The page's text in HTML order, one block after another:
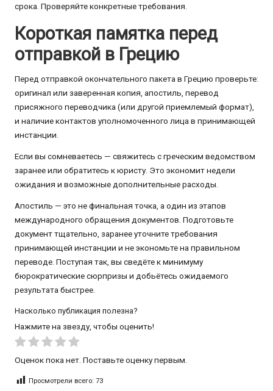
срока. Проверяйте конкретные требования.
Короткая памятка перед
отправкой в Грецию
Перед отправкой окончательного пакета в Грецию проверьте:
оригинал или заверенная копия, апостиль, перевод
присяжного переводчика (или другой приемлемый формат),
и наличие контактов уполномоченного лица в принимающей
инстанции.
Если вы сомневаетесь — свяжитесь с греческим ведомством
заранее или обратитесь к юристу. Это экономит недели
ожидания и возможные дополнительные расходы.
Апостиль — это не финальная точка, а один из этапов
международного обращения документов. Подготовьте
документ тщательно, заранее уточните требования
принимающей инстанции и не экономьте на правильном
переводе. Поступая так, вы сведёте к минимуму
бюрократические сюрпризы и добьётесь ожидаемого
результата быстрее.
Насколько публикация полезна?
Нажмите на звезду, чтобы оценить!
Оценок пока нет. Поставьте оценку первым.
Просмотрели всего: 73